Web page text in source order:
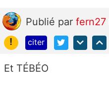
Publié par fern27
!
citer
Et TÉBÉO